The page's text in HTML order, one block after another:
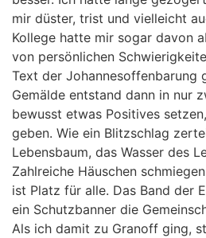
mir düster, trist und vielleicht
Kollege hatte mir sogar davon
von persönlichen
Text der Johannesoffenbarung
Gemälde entstand dann in nur
bewusst etwas Positives
geben. Wie ein Blitzschlag
Lebensbaum, das Wasser des
Zahlreiche Häuschen
ist Platz für alle. Das Band der
ein Schutzbanner die
Als ich damit zu Granoff ging,